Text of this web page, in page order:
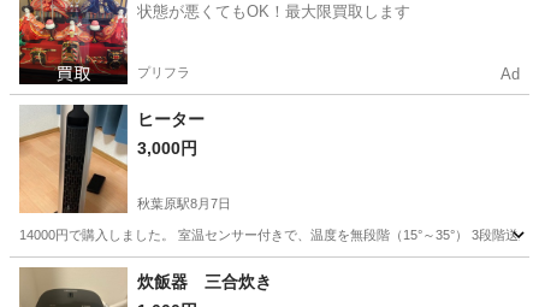
状態が悪くてもOK！最大限買取します
プリフラ Ad
ヒーター
3,000円
秋葉原駅8月7日
14000円で購入しました。 室温センサー付きで、温度を無段階（15°～35°） 3段階送
東京 千代田区 秋葉原駅 季節、空調家電
炊飯器 三合炊き